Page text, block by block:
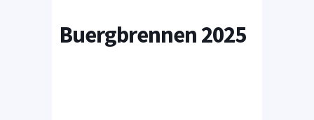
Buergbrennen 2025